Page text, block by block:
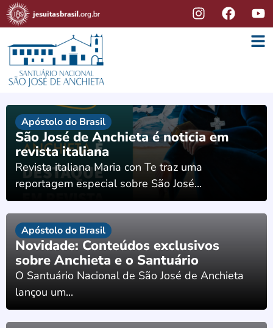
Apóstolo do Brasil
São José de Anchieta é noticia em
revista italiana
Revista italiana Maria con Te traz uma
reportagem especial sobre São José...
Apóstolo do Brasil
Novidade: Conteúdos exclusivos
sobre Anchieta e o Santuário
O Santuário Nacional de São José de Anchieta
lançou um...